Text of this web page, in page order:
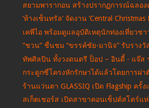
สยามพารากอน สร้างปรากฏการณ์ฉลอ
‘ห้างเซ็นทรัล’ จัดงาน ‘Central
เคพีไอ พร้อมดูแลอุบัติเหตุนักท่องเที่ยวช
“ชวน” ชื่นชม “ขรรค์ชัย-มานิจ” รับรางวั
ทัพศิลปิน ทั้งวงดนตรี ป็อป – อินดี้ - แจ๊ส
กระดูกซี่โครงหักรักษาได้แล้วโดยการผ่า
ร้านแว่นตา GLASSIQ เปิด Flagship ครั้
สเก็ตเชอร์ส เปิดสาขาคอนเซ็ปต์สโตร์แห่